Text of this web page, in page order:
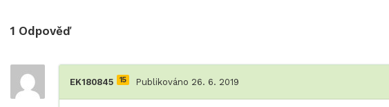
1 Odpověď
EK180845 15 Publikováno 26. 6. 2019